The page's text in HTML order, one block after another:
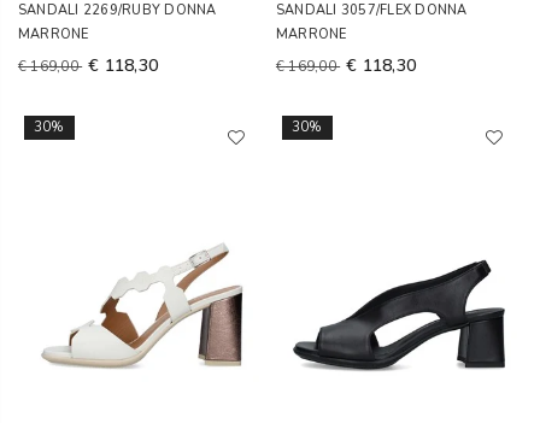
SANDALI 2269/RUBY DONNA
MARRONE
€ 169,00 € 118,30
SANDALI 3057/FLEX DONNA
MARRONE
€ 169,00 € 118,30
30% 30%